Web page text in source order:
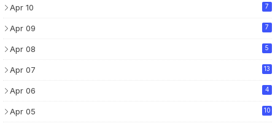
Apr 10 7
Apr 09 7
Apr 08 5
Apr 07 13
Apr 06 4
Apr 05 10